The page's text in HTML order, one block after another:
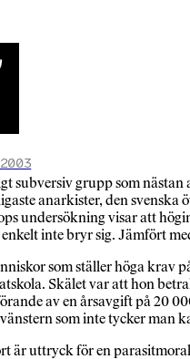
subversiv grupp som
anarkister, den svenska
undersökning visar att
inte bryr sig. Jämfört
som ställer höga krav
Skälet var att hon
av en årsavgift på 20
som inte tycker man
är uttryck för en